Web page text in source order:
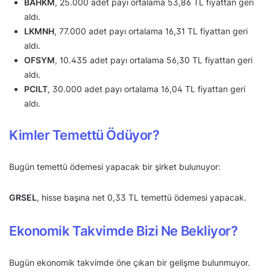
BAHKM , 25.000 adet payı ortalama 53,86 TL fiyattan geri
aldı.
LKMNH, 77.000 adet payı ortalama 16,31 TL fiyattan geri
aldı.
OFSYM, 10.435 adet payı ortalama 56,30 TL fiyattan geri
aldı.
PCILT, 30.000 adet payı ortalama 16,04 TL fiyattan geri
aldı.
Kimler Temettü Ödüyor?
Bugün temettü ödemesi yapacak bir şirket bulunuyor:
GRSEL, hisse başına net 0,33 TL temettü ödemesi yapacak.
Ekonomik Takvimde Bizi Ne Bekliyor?
Bugün ekonomik takvimde öne çıkan bir gelişme bulunmuyor.